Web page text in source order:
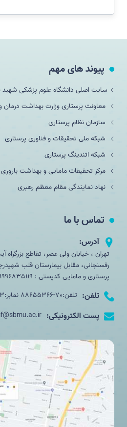
پیوند های مهم
سایت اصلی دانشگاه علوم پزشکی
معاونت پرستاری وزارت بهداشت
سازمان نظام پرستاری
شبکه ملی تحقيقات و فناوری پرستاری
شبکه اتندینگ پرستاری
مرکز تحقیقات مامایی و بهداشت باروری
نهاد نمایندگی مقام معظم رهبری
تماس با ما
آدرس:
تهران ، خیابان ولی عصر، تقاطع
رفسنجانی، مقابل بیمارستان قلب
پرستاری و مامایی کدپستی : 1996835119
تلفن: تلفن:70-88655366 نمابر:88655363-021
پست الکترونیکی: